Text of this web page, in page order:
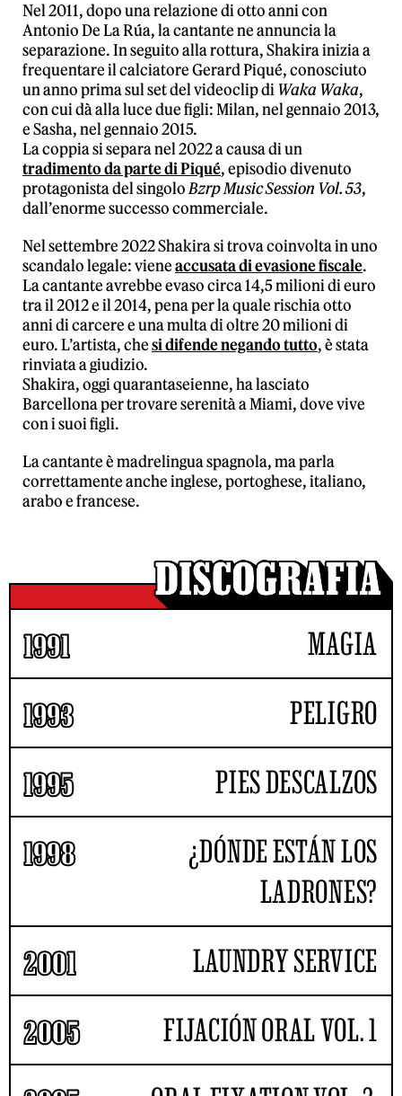
Nel 2011, dopo una relazione di otto anni con
Antonio De La Rúa, la cantante ne annuncia la
separazione. In seguito alla rottura, Shakira inizia a
frequentare il calciatore Gerard Piqué, conosciuto
un anno prima sul set del videoclip di Waka Waka,
con cui dà alla luce due figli: Milan, nel gennaio 2013,
e Sasha, nel gennaio 2015.
La coppia si separa nel 2022 a causa di un
tradimento da parte di Piqué, episodio divenuto
protagonista del singoloBzrp Music Session Vol. 53,
dall’enorme successo commerciale.
Nel settembre 2022 Shakira si trova coinvolta in uno
scandalo legale: vieneaccusata di evasione fiscale.
La cantante avrebbe evaso circa 14,5 milioni di euro
tra il 2012 e il 2014, pena per la quale rischia otto
anni di carcere e una multa di oltre 20 milioni di
euro. L’artista, chesi difende negando tutto, è stata
rinviata a giudizio.
Shakira, oggi quarantaseienne, ha lasciato
Barcellona per trovare serenità a Miami, dove vive
con i suoi figli.
La cantante è madrelingua spagnola, ma parla
correttamente anche inglese, portoghese, italiano,
arabo e francese.
1991 MAGIA
1993 PELIGRO
1995 PIES DESCALZOS
1998
¿DÓNDE ESTÁN LOS
LADRONES?
2001 LAUNDRY SERVICE
2005 FIJACIÓN ORAL VOL. 1